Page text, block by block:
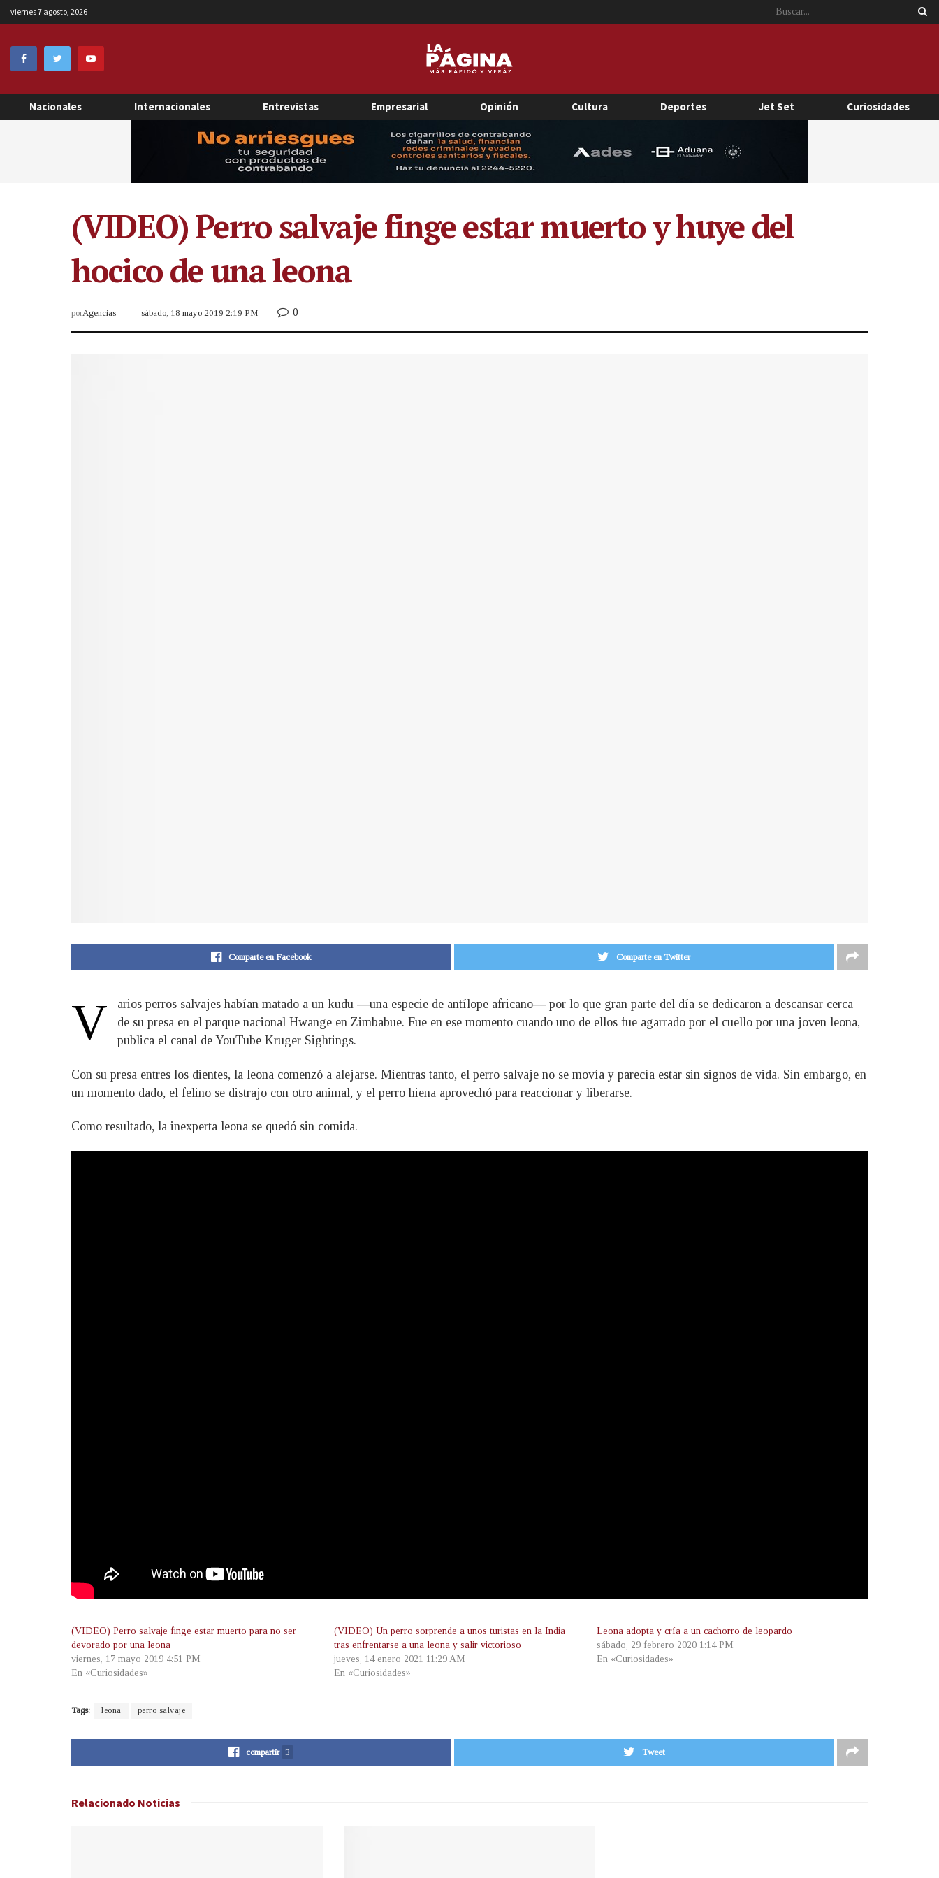
viernes 7 agosto, 2026
Nacionales Internacionales Entrevistas Empresarial Opinión Cultura Deportes Jet Set Curiosidades
(VIDEO) Perro salvaje finge estar muerto y huye del
hocico de una leona
porAgencias sábado, 18 mayo 2019 2:19 PM 0
Comparte en Facebook Comparte en Twitter
V
arios perros salvajes habían matado a un kudu ―una especie de antílope africano― por lo que gran parte del día se dedicaron a descansar cerca
de su presa en el parque nacional Hwange en Zimbabue. Fue en ese momento cuando uno de ellos fue agarrado por el cuello por una joven leona,
publica el canal de YouTube Kruger Sightings.
Con su presa entres los dientes, la leona comenzó a alejarse. Mientras tanto, el perro salvaje no se movía y parecía estar sin signos de vida. Sin embargo, en
un momento dado, el felino se distrajo con otro animal, y el perro hiena aprovechó para reaccionar y liberarse.
Como resultado, la inexperta leona se quedó sin comida.
(VIDEO) Perro salvaje finge estar muerto para no ser
devorado por una leona
viernes, 17 mayo 2019 4:51 PM
En «Curiosidades»
(VIDEO) Un perro sorprende a unos turistas en la India
tras enfrentarse a una leona y salir victorioso
jueves, 14 enero 2021 11:29 AM
En «Curiosidades»
Leona adopta y cría a un cachorro de leopardo
sábado, 29 febrero 2020 1:14 PM
En «Curiosidades»
Tags: leona perro salvaje
compartir 3 Tweet
Relacionado Noticias